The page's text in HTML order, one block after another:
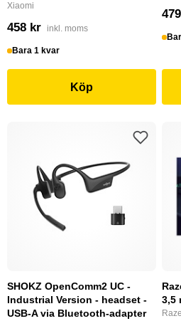
Xiaomi
458 kr inkl. moms
Bara 1 kvar
Köp
SHOKZ OpenComm2 UC -
Industrial Version - headset -
USB-A via Bluetooth-adapter
3,5